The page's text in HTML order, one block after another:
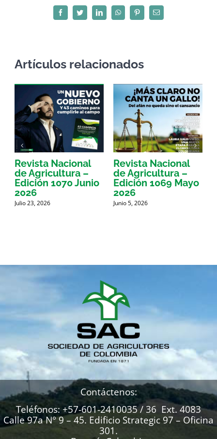
FacebookTwitterLinkedInWhatsAppPinterestCorreo
electrónico
Artículos relacionados
Revista Nacional
de Agricultura –
Edición 1070 Junio
2026
Julio 23, 2026
Revista Nacional
de Agricultura –
Edición 1069 Mayo
2026
Junio 5, 2026
Contáctenos:
Teléfonos: +57-601-2410035 / 36 Ext. 4083
Calle 97a N° 9 – 45. Edificio Strategic 97 – Oficina
301.